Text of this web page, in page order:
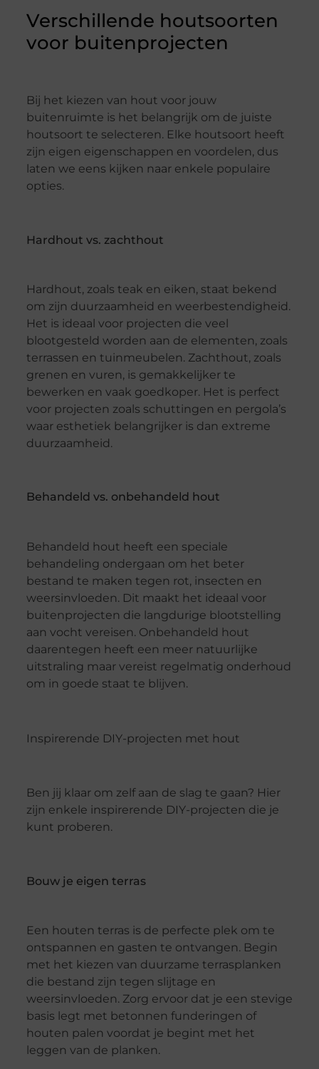
Verschillende houtsoorten
voor buitenprojecten
Bij het kiezen van hout voor jouw
buitenruimte is het belangrijk om de juiste
houtsoort te selecteren. Elke houtsoort heeft
zijn eigen eigenschappen en voordelen, dus
laten we eens kijken naar enkele populaire
opties.
Hardhout vs. zachthout
Hardhout, zoals teak en eiken, staat bekend
om zijn duurzaamheid en weerbestendigheid.
Het is ideaal voor projecten die veel
blootgesteld worden aan de elementen, zoals
terrassen en tuinmeubelen. Zachthout, zoals
grenen en vuren, is gemakkelijker te
bewerken en vaak goedkoper. Het is perfect
voor projecten zoals schuttingen en pergola’s
waar esthetiek belangrijker is dan extreme
duurzaamheid.
Behandeld vs. onbehandeld hout
Behandeld hout heeft een speciale
behandeling ondergaan om het beter
bestand te maken tegen rot, insecten en
weersinvloeden. Dit maakt het ideaal voor
buitenprojecten die langdurige blootstelling
aan vocht vereisen. Onbehandeld hout
daarentegen heeft een meer natuurlijke
uitstraling maar vereist regelmatig onderhoud
om in goede staat te blijven.
Inspirerende DIY-projecten met hout
Ben jij klaar om zelf aan de slag te gaan? Hier
zijn enkele inspirerende DIY-projecten die je
kunt proberen.
Bouw je eigen terras
Een houten terras is de perfecte plek om te
ontspannen en gasten te ontvangen. Begin
met het kiezen van duurzame terrasplanken
die bestand zijn tegen slijtage en
weersinvloeden. Zorg ervoor dat je een stevige
basis legt met betonnen funderingen of
houten palen voordat je begint met het
leggen van de planken.